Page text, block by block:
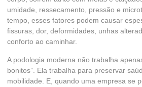
umidade, ressecamento, pressão e
tempo, esses fatores podem causar
fissuras, dor, deformidades, unhas
conforto ao caminhar.
A podologia moderna não trabalha
bonitos”. Ela trabalha para preservar
mobilidade. E, quando uma empresa se